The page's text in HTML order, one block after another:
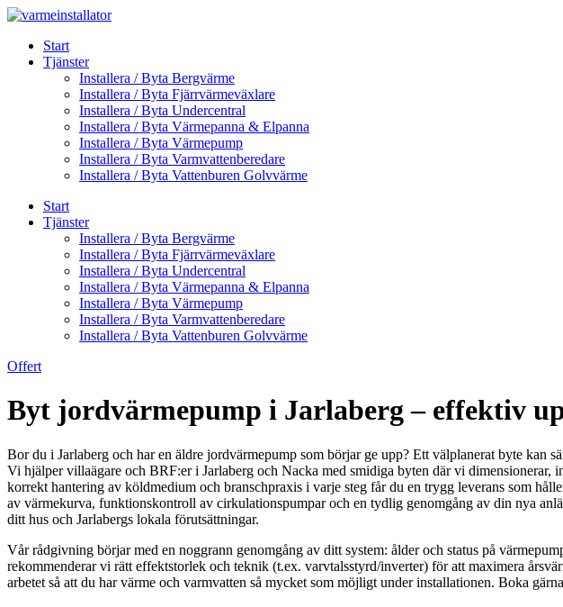
Skip
contentStart
Tjänster
Installera / Byta Bergvärme
Installera / Byta Fjärrvärmeväxlare
Installera / Byta Undercentral
Installera / Byta Värmepanna & Elpanna
Installera / Byta Värmepump
Installera / Byta Varmvattenberedare
Installera / Byta Vattenburen Golvvärme
Start
Tjänster
Installera / Byta Bergvärme
Installera / Byta Fjärrvärmeväxlare
Installera / Byta Undercentral
Installera / Byta Värmepanna & Elpanna
Installera / Byta Värmepump
Installera / Byta Varmvattenberedare
Installera / Byta Vattenburen Golvvärme
Offert
Byt jordvärmepump i Jarlaberg – effektiv
Bor du i Jarlaberg och har en äldre jordvärmepump som börjar ge upp? Ett välplanerat byte
Vi hjälper villaägare och BRF:er i Jarlaberg och Nacka med smidiga byten där vi
korrekt hantering av köldmedium och branschpraxis i varje steg får du en trygg leverans som
av värmekurva, funktionskontroll av cirkulationspumpar och en tydlig genomgång av din nya
ditt hus och Jarlabergs lokala förutsättningar.
Vår rådgivning börjar med en noggrann genomgång av ditt system: ålder och status på
rekommenderar vi rätt effektstorlek och teknik (t.ex. varvtalsstyrd/inverter) för att maximera
arbetet så att du har värme och varmvatten så mycket som möjligt under installationen. Boka